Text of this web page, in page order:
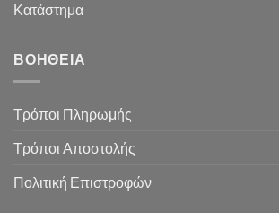
Κατάστημα
ΒΟΉΘΕΙΑ
Τρόποι Πληρωμής
Τρόποι Αποστολής
Πολιτική Επιστροφών